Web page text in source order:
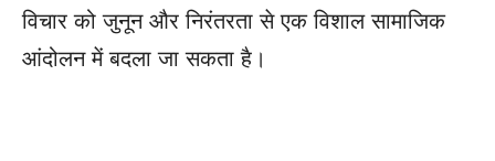
विचार को जुनून और निरंतरता से एक विशाल सामाजिक
आंदोलन में बदला जा सकता है।